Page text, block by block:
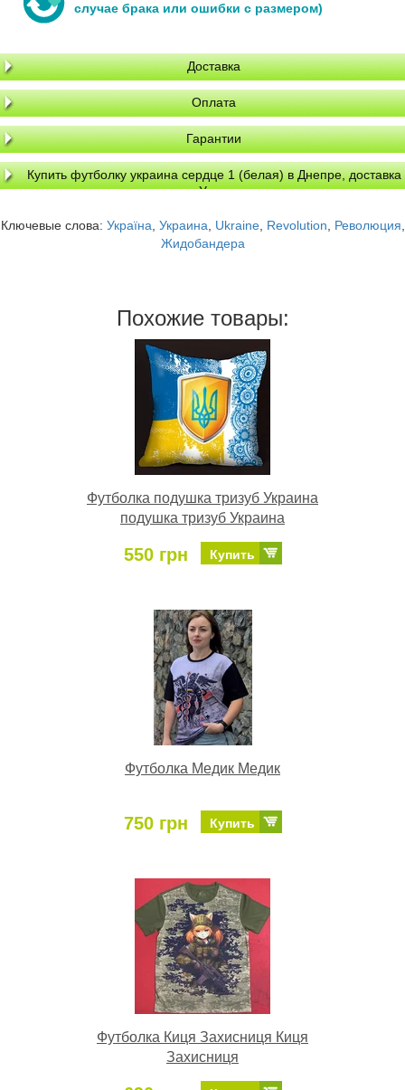
случае брака или ошибки с размером)
Доставка
Оплата
Гарантии
Купить футболку украина сердце 1 (белая) в Днепре, доставка
по Украине
Ключевые слова: Україна, Украина, Ukraine, Revolution, Революция,
Жидобандера
Похожие товары:
Футболка подушка тризуб Украина
подушка тризуб Украина
550 грн Купить
Футболка Медик Медик
750 грн Купить
Футболка Киця Захисниця Киця
Захисниця